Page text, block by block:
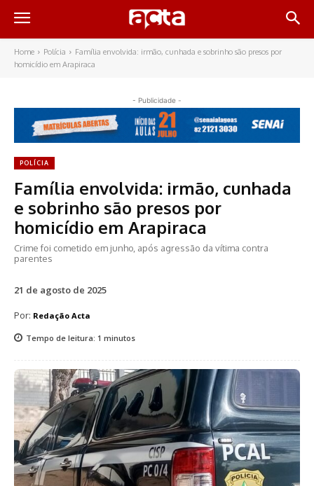
Home Polícia
Família envolvida: irmão, cunhada e sobrinho são presos por
homicídio em Arapiraca
- Publicidade -
POLÍCIA
Família envolvida: irmão, cunhada
e sobrinho são presos por
homicídio em Arapiraca
Crime foi cometido em junho, após agressão da vítima contra
parentes
21 de agosto de 2025
Por: Redação Acta
Tempo de leitura: 1 minutos